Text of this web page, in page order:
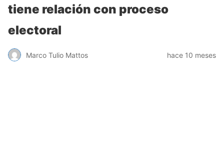
tiene relación con proceso
electoral
Marco Tulio Mattos hace 10 meses